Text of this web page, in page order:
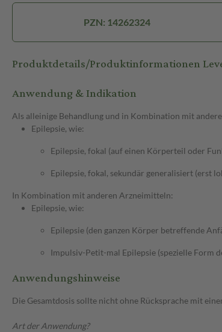
PZN: 14262324
Produktdetails/Produktinformationen
Anwendung & Indikation
Als alleinige Behandlung und in Kombination mit
Epilepsie, wie:
Epilepsie, fokal (auf einen Körperteil oder
Epilepsie, fokal, sekundär generalisiert (erst
In Kombination mit anderen Arzneimitteln:
Epilepsie, wie:
Epilepsie (den ganzen Körper betreffende
Impulsiv-Petit-mal Epilepsie (spezielle Form
Anwendungshinweise
Die Gesamtdosis sollte nicht ohne Rücksprache mit
Art der Anwendung?